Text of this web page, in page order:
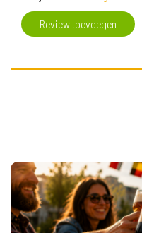
Review toevoegen